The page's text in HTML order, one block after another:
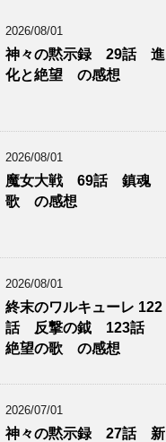
2026/08/01
神々の黙示録 29話 進
化と絶望 の感想
2026/08/01
魔女大戦 69話 鎮魂
歌 の感想
2026/08/01
終末のワルキューレ 122
話 反撃の鉞 123話
絶望の歌 の感想
2026/07/01
神々の黙示録 27話 新